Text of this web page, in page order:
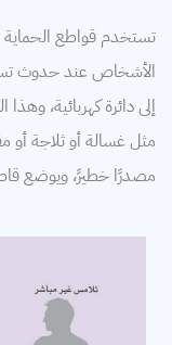
تستخدم قواطع الحماية
الأشخاص عند حدوث
إلى دائرة كهربائية،
مثل غسالة أو ثلاجة أو
مصدرًا خطيرً، ويوضع